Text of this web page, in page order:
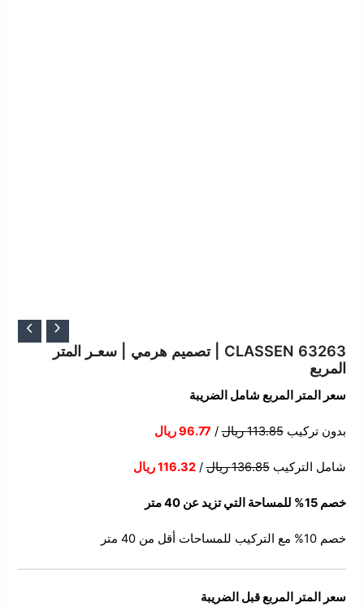
CLASSEN 63263 | تصميم هرمي | سعـر المتر
المربع
سعر المتر المربع شامل الضريبة
بدون تركيب113.85 ريال / 96.77 ريال
شامل التركيب136.85 ريال /116.32 ريال
خصم 15% للمساحة التي تزيد عن 40 متر
خصم 10% مع التركيب للمساحات أقل من 40 متر
سعر المتر المربع قبل الضريبة
الأصلي
113.85 ر.س.
الحالي
96.77 ر.س.